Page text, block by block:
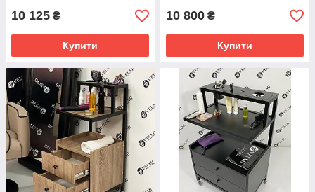
10 125 ₴
Купити
10 800 ₴
Купити